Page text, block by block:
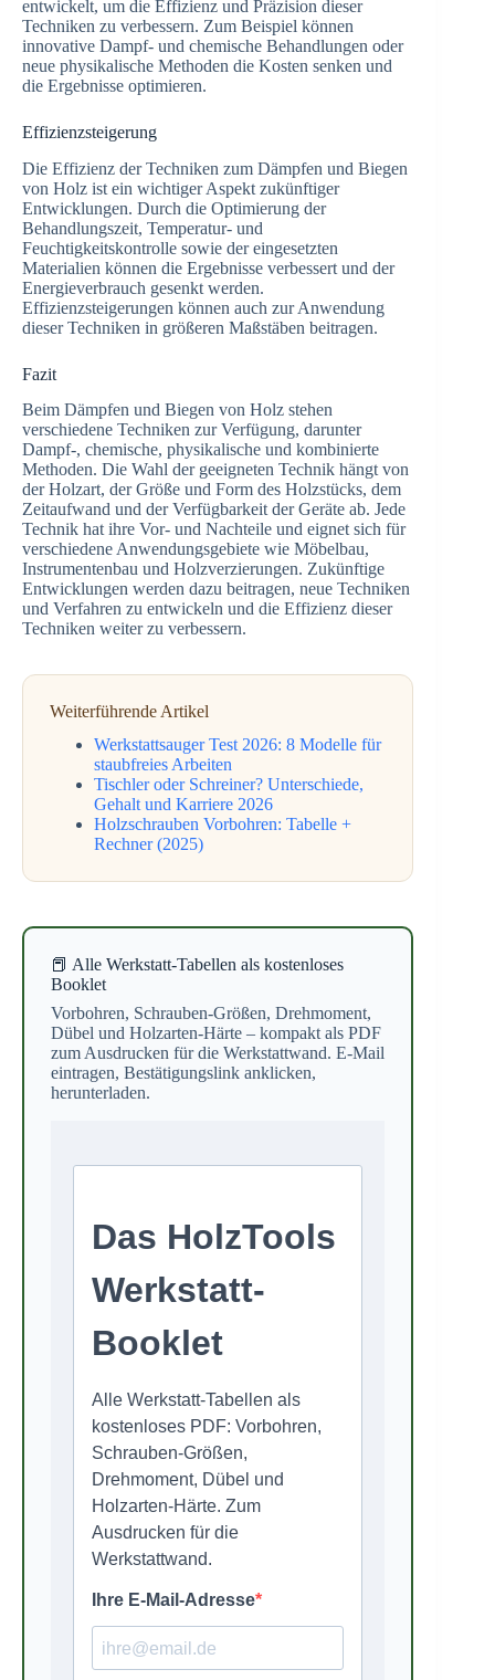
entwickelt, um die Effizienz und Präzision dieser
Techniken zu verbessern. Zum Beispiel können
innovative Dampf- und chemische Behandlungen oder
neue physikalische Methoden die Kosten senken und
die Ergebnisse optimieren.
Effizienzsteigerung
Die Effizienz der Techniken zum Dämpfen und Biegen
von Holz ist ein wichtiger Aspekt zukünftiger
Entwicklungen. Durch die Optimierung der
Behandlungszeit, Temperatur- und
Feuchtigkeitskontrolle sowie der eingesetzten
Materialien können die Ergebnisse verbessert und der
Energieverbrauch gesenkt werden.
Effizienzsteigerungen können auch zur Anwendung
dieser Techniken in größeren Maßstäben beitragen.
Fazit
Beim Dämpfen und Biegen von Holz stehen
verschiedene Techniken zur Verfügung, darunter
Dampf-, chemische, physikalische und kombinierte
Methoden. Die Wahl der geeigneten Technik hängt von
der Holzart, der Größe und Form des Holzstücks, dem
Zeitaufwand und der Verfügbarkeit der Geräte ab. Jede
Technik hat ihre Vor- und Nachteile und eignet sich für
verschiedene Anwendungsgebiete wie Möbelbau,
Instrumentenbau und Holzverzierungen. Zukünftige
Entwicklungen werden dazu beitragen, neue Techniken
und Verfahren zu entwickeln und die Effizienz dieser
Techniken weiter zu verbessern.
Weiterführende Artikel
Werkstattsauger Test 2026: 8 Modelle für
staubfreies Arbeiten
Tischler oder Schreiner? Unterschiede,
Gehalt und Karriere 2026
Holzschrauben Vorbohren: Tabelle +
Rechner (2025)
📕 Alle Werkstatt-Tabellen als kostenloses
Booklet
Vorbohren, Schrauben-Größen, Drehmoment,
Dübel und Holzarten-Härte – kompakt als PDF
zum Ausdrucken für die Werkstattwand. E-Mail
eintragen, Bestätigungslink anklicken,
herunterladen.